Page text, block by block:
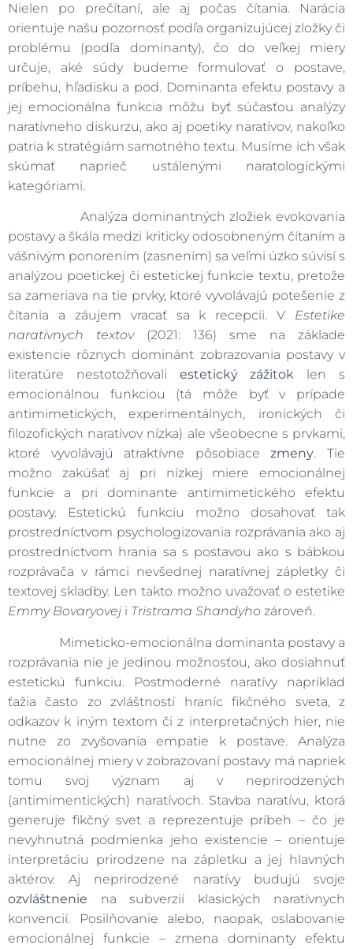
Nielen po prečítaní, ale aj počas čítania. Narácia
orientuje našu pozornosť podľa organizujúcej zložky či
problému (podľa dominanty), čo do veľkej miery
určuje, aké súdy budeme formulovať o postave,
príbehu, hľadisku a pod. Dominanta efektu postavy a
jej emocionálna funkcia môžu byť súčasťou analýzy
naratívneho diskurzu, ako aj poetiky naratívov, nakoľko
patria k stratégiám samotného textu. Musíme ich však
skúmať naprieč ustálenými naratologickými
kategóriami.
Analýza dominantných zložiek evokovania
postavy a škála medzi kriticky odosobneným čítaním a
vášnivým ponorením (zasnením) sa veľmi úzko súvisí s
analýzou poetickej či estetickej funkcie textu, pretože
sa zameriava na tie prvky, ktoré vyvolávajú potešenie z
čítania a záujem vracať sa k recepcii. V Estetike
naratívnych textov(2021: 136) sme na základe
existencie rôznych dominánt zobrazovania postavy v
literatúre nestotožňovali estetický zážitok len s
emocionálnou funkciou (tá môže byť v prípade
antimimetických, experimentálnych, ironických či
filozofických naratívov nízka) ale všeobecne s prvkami,
ktoré vyvolávajú atraktívne pôsobiace zmeny. Tie
možno zakúšať aj pri nízkej miere emocionálnej
funkcie a pri dominante antimimetického efektu
postavy. Estetickú funkciu možno dosahovať tak
prostredníctvom psychologizovania rozprávania ako aj
prostredníctvom hrania sa s postavou ako s bábkou
rozprávača v rámci nevšednej naratívnej zápletky či
textovej skladby. Len takto možno uvažovať o estetike
Emmy Bovaryovej i Tristrama Shandyho zároveň.
Mimeticko-emocionálna dominanta postavy a
rozprávania nie je jedinou možnosťou, ako dosiahnuť
estetickú funkciu. Postmoderné naratívy napríklad
ťažia často zo zvláštností hraníc fikčného sveta, z
odkazov k iným textom či z interpretačných hier, nie
nutne zo zvyšovania empatie k postave. Analýza
emocionálnej miery v zobrazovaní postavy má napriek
tomu svoj význam aj v neprirodzených
(antimimentických) naratívoch. Stavba naratívu, ktorá
generuje fikčný svet a reprezentuje príbeh – čo je
nevyhnutná podmienka jeho existencie – orientuje
interpretáciu prirodzene na zápletku a jej hlavných
aktérov. Aj neprirodzené naratívy budujú svoje
ozvláštnenie na subverzií klasických naratívnych
konvencií. Posilňovanie alebo, naopak, oslabovanie
emocionálnej funkcie – zmena dominanty efektu